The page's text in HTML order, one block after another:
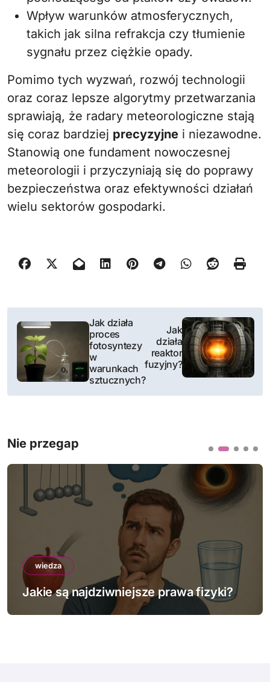
Wpływ warunków atmosferycznych,
takich jak silna refrakcja czy tłumienie
sygnału przez ciężkie opady.
Pomimo tych wyzwań, rozwój technologii
oraz coraz lepsze algorytmy przetwarzania
sprawiają, że radary meteorologiczne stają
się coraz bardziej precyzyjne i niezawodne.
Stanowią one fundament nowoczesnej
meteorologii i przyczyniają się do poprawy
bezpieczeństwa oraz efektywności działań
wielu sektorów gospodarki.
N
w
i
a
c
s
Jak działa
proces
fotosyntezy
w
warunkach
sztucznych?
Jak
działa
reaktor
fuzyjny?
Nie przegap
wiedza
Jakie są najdziwniejsze prawa fizyki?